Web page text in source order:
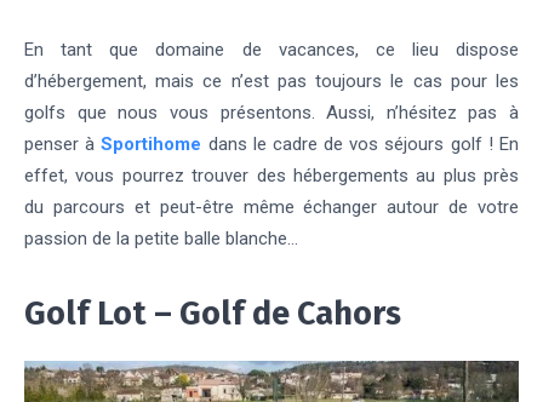
En tant que domaine de vacances, ce lieu dispose
d’hébergement, mais ce n’est pas toujours le cas pour les
golfs que nous vous présentons. Aussi, n’hésitez pas à
penser àSportihome dans le cadre de vos séjours golf ! En
effet, vous pourrez trouver des hébergements au plus près
du parcours et peut-être même échanger autour de votre
passion de la petite balle blanche…
Golf Lot – Golf de Cahors